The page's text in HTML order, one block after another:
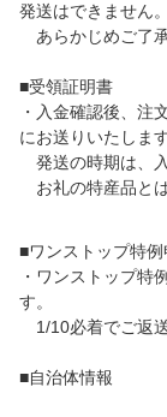
発送はできません。
あらかじめご了
■受領証明書
・入金確認後、注
にお送りいたします
発送の時期は、
お礼の特産品と
■ワンストップ特
・ワンストップ特
す。
1/10必着でご返送
■自治体情報